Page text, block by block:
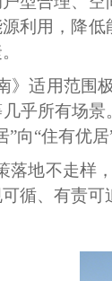
利用，降
》适用范围
几乎所有场
”向“住有优
落地不走样
循、有责可